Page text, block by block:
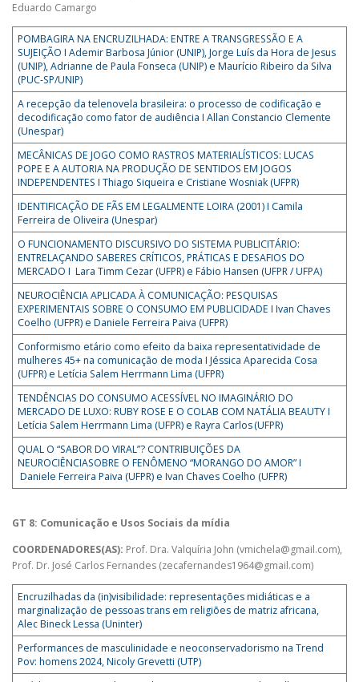
Eduardo Camargo
POMBAGIRA NA ENCRUZILHADA: ENTRE A TRANSGRESSÃO E A
SUJEIÇÃO I Ademir Barbosa Júnior (UNIP), Jorge Luís da Hora de Jesus
(UNIP), Adrianne de Paula Fonseca (UNIP) e Maurício Ribeiro da Silva
(PUC-SP/UNIP)
A recepção da telenovela brasileira: o processo de codificação e
decodificação como fator de audiência I Allan Constancio Clemente
(Unespar)
MECÂNICAS DE JOGO COMO RASTROS MATERIALÍSTICOS: LUCAS
POPE E A AUTORIA NA PRODUÇÃO DE SENTIDOS EM JOGOS
INDEPENDENTES I Thiago Siqueira e Cristiane Wosniak (UFPR)
IDENTIFICAÇÃO DE FÃS EM LEGALMENTE LOIRA (2001) I Camila
Ferreira de Oliveira (Unespar)
O FUNCIONAMENTO DISCURSIVO DO SISTEMA PUBLICITÁRIO:
ENTRELAÇANDO SABERES CRÍTICOS, PRÁTICAS E DESAFIOS DO
MERCADO I Lara Timm Cezar (UFPR) e Fábio Hansen (UFPR / UFPA)
NEUROCIÊNCIA APLICADA À COMUNICAÇÃO: PESQUISAS
EXPERIMENTAIS SOBRE O CONSUMO EM PUBLICIDADE I Ivan Chaves
Coelho (UFPR) e Daniele Ferreira Paiva (UFPR)
Conformismo etário como efeito da baixa representatividade de
mulheres 45+ na comunicação de moda I Jéssica Aparecida Cosa
(UFPR) e Letícia Salem Herrmann Lima (UFPR)
TENDÊNCIAS DO CONSUMO ACESSÍVEL NO IMAGINÁRIO DO
MERCADO DE LUXO: RUBY ROSE E O COLAB COM NATÁLIA BEAUTY I
Letícia Salem Herrmann Lima (UFPR) e Rayra Carlos(UFPR)
QUAL O “SABOR DO VIRAL”? CONTRIBUIÇÕES DA
NEUROCIÊNCIASOBRE O FENÔMENO “MORANGO DO AMOR” I
Daniele Ferreira Paiva (UFPR) e Ivan Chaves Coelho (UFPR)
GT 8: Comunicação e Usos Sociais da mídia
COORDENADORES(AS): Prof. Dra. Valquíria John (vmichela@gmail.com),
Prof. Dr. José Carlos Fernandes (zecafernandes1964@gmail.com)
Encruzilhadas da (in)visibilidade: representações midiáticas e a
marginalização de pessoas trans em religiões de matriz africana,
Alec Bineck Lessa (Uninter)
Performances de masculinidade e neoconservadorismo na Trend
Pov: homens 2024, Nicoly Grevetti (UTP)